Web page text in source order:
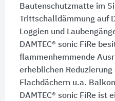
Bautenschutzmatte im
Trittschalldämmung auf
Loggien und
DAMTEC® sonic FiRe
flammenhemmende
erheblichen
Flachdächern u.a.
DAMTEC® sonic FiReist